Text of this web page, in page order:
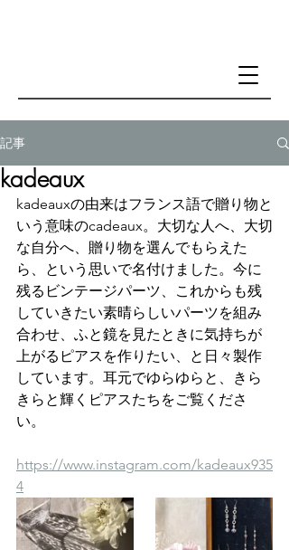
記事
kadeaux
kadeauxの由来はフランス語で贈り物と
いう意味のcadeaux。大切な人へ、大切
な自分へ、贈り物を選んでもらえた
ら、という思いで名付けました。今に
残るビンテージパーツ、これからも残
していきたい素晴らしいパーツを組み
合わせ、ふと鏡を見たときに気持ちが
上がるピアスを作りたい、と日々製作
しています。耳元でゆらゆらと、きら
きらと輝くピアスたちをご覧くださ
い。
https://www.instagram.com/kadeaux935
4